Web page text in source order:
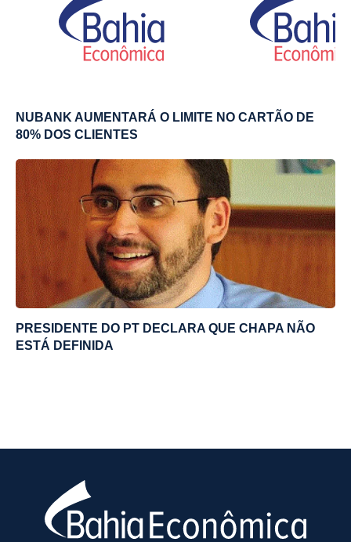
NUBANK AUMENTARÁ O LIMITE NO CARTÃO DE
80% DOS CLIENTES
PRESIDENTE DO PT DECLARA QUE CHAPA NÃO
ESTÁ DEFINIDA